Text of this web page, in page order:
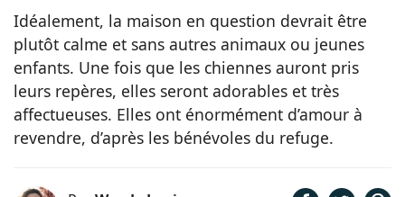
Idéalement, la maison en question devrait être
plutôt calme et sans autres animaux ou jeunes
enfants. Une fois que les chiennes auront pris
leurs repères, elles seront adorables et très
affectueuses. Elles ont énormément d’amour à
revendre, d’après les bénévoles du refuge.